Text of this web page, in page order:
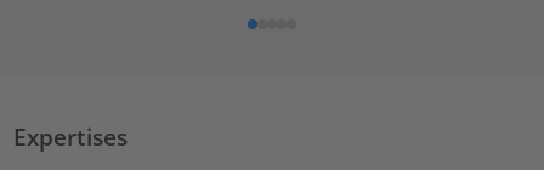
Expertises